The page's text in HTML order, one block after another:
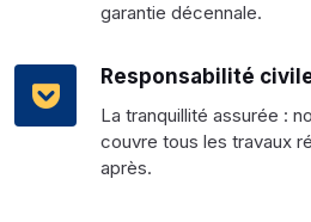
garantie décennale.
Responsabilité
La tranquillité assurée :
couvre tous les travaux
après.